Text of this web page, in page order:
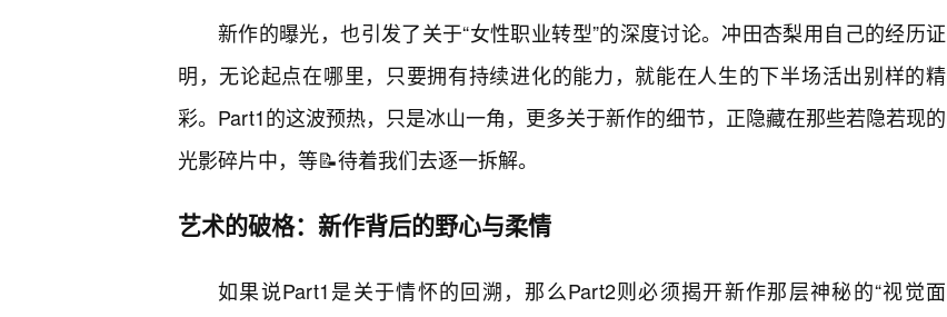
新作的曝光，也引发了关于“女性职业转型”的深度讨论。冲田杏梨用自己的经历证
明，无论起点在哪里，只要拥有持续进化的能力，就能在人生的下半场活出别样的精
彩。Part1的这波预热，只是冰山一角，更多关于新作的细节，正隐藏在那些若隐若现的
光影碎片中，等📝待着我们去逐一拆解。
艺术的破格：新作背后的野心与柔情
如果说Part1是关于情怀的回溯，那么Part2则必须揭开新作那层神秘的“视觉面